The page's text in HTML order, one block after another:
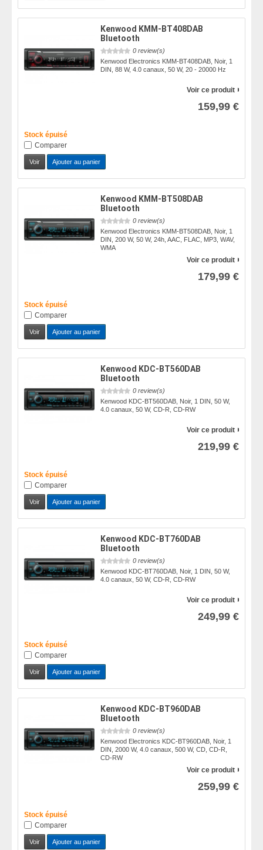
Kenwood KMM-BT408DAB
Bluetooth
0 review(s)
Kenwood Electronics KMM-BT408DAB, Noir, 1
DIN, 88 W, 4.0 canaux, 50 W, 20 - 20000 Hz
Voir ce produit
159,99 €
Stock épuisé
Comparer
Voir Ajouter au panier
Kenwood KMM-BT508DAB
Bluetooth
0 review(s)
Kenwood Electronics KMM-BT508DAB, Noir, 1
DIN, 200 W, 50 W, 24h, AAC, FLAC, MP3, WAV,
WMA
Voir ce produit
179,99 €
Stock épuisé
Comparer
Voir Ajouter au panier
Kenwood KDC-BT560DAB
Bluetooth
0 review(s)
Kenwood KDC-BT560DAB, Noir, 1 DIN, 50 W,
4.0 canaux, 50 W, CD-R, CD-RW
Voir ce produit
219,99 €
Stock épuisé
Comparer
Voir Ajouter au panier
Kenwood KDC-BT760DAB
Bluetooth
0 review(s)
Kenwood KDC-BT760DAB, Noir, 1 DIN, 50 W,
4.0 canaux, 50 W, CD-R, CD-RW
Voir ce produit
249,99 €
Stock épuisé
Comparer
Voir Ajouter au panier
Kenwood KDC-BT960DAB
Bluetooth
0 review(s)
Kenwood Electronics KDC-BT960DAB, Noir, 1
DIN, 2000 W, 4.0 canaux, 500 W, CD, CD-R,
CD-RW
Voir ce produit
259,99 €
Stock épuisé
Comparer
Voir Ajouter au panier